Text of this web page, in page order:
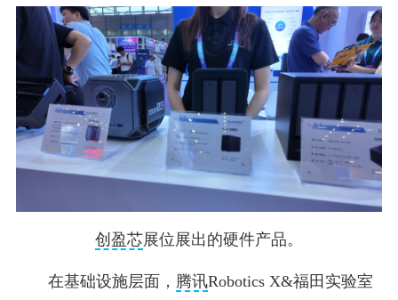
创盈芯展位展出的硬件产品。
在基础设施层面， 腾讯Robotics X&福田实验室